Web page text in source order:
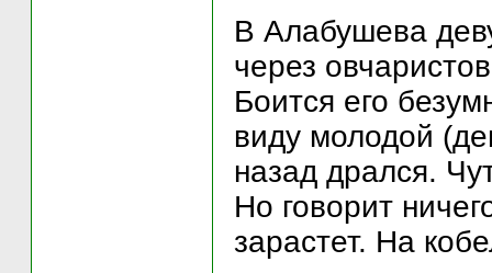
В Алабушева
через
Боится его
виду молодой
назад дрался.
Но говорит
зарастет. На